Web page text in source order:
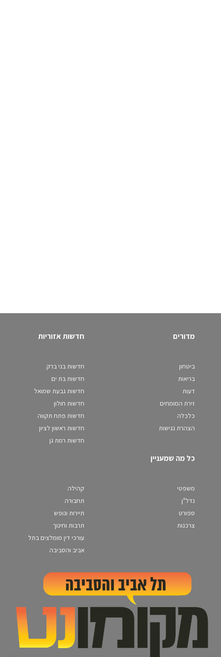
מדורים
ביטחון
בריאות
דעות
זירת המומחים
כלכלה
הצהרת נגישות
חדשות אזוריות
חדשות בני ברק
חדשות בת ים
חדשות גבעת שמואל
חדשות חולון
חדשות פתח תקווה
חדשות ראשון לציון
חדשות רמת גן
כל מה שמעניין
משפטי
נדל"ן
ספורט
צרכנות
קהילה
תחבורה
תיירות ונופש
תרבות וחינוך
עורכי דין מומלצים בתל
אביב והסביבה